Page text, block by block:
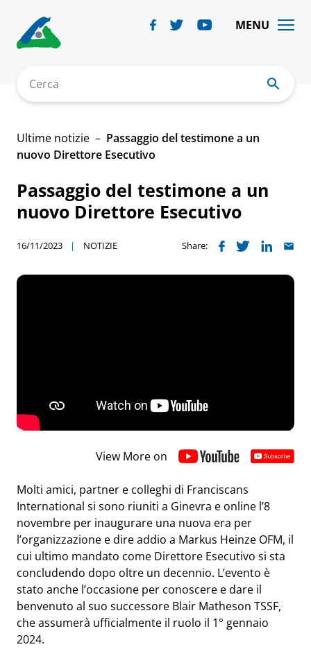
content
MENU
Cerca
Ultime notizie
Passaggio del testimone a un
nuovo Direttore Esecutivo
Passaggio del testimone a un
nuovo Direttore Esecutivo
16/11/2023 NOTIZIE Share:
View More on
Molti amici, partner e colleghi di Franciscans
International si sono riuniti a Ginevra e online l’8
novembre per inaugurare una nuova era per
l’organizzazione e dire addio a Markus Heinze OFM, il
cui ultimo mandato come Direttore Esecutivo si sta
concludendo dopo oltre un decennio. L’evento è
stato anche l’occasione per conoscere e dare il
benvenuto al suo successore Blair Matheson TSSF,
che assumerà ufficialmente il ruolo il 1° gennaio
2024.